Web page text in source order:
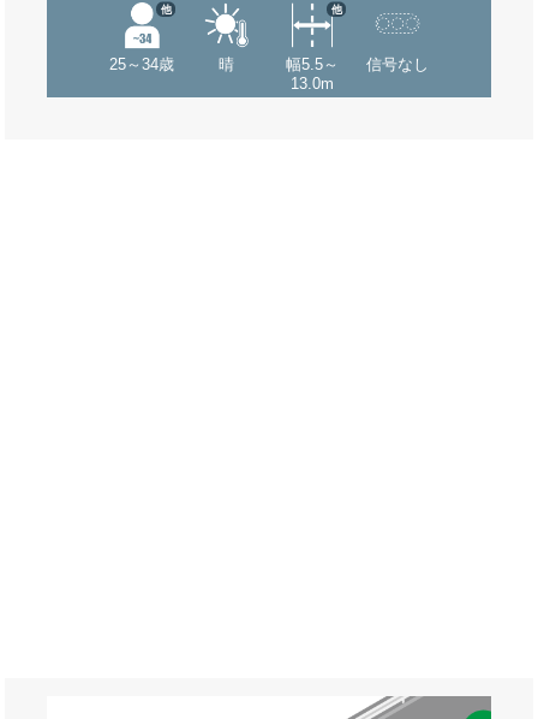
25～34歳
他
晴
幅5.5～
13.0m
他
信号なし